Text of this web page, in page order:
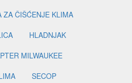
ZA ČIŠĆENJE KLIMA
HLADNJAK
MILWAUKEE
SECOP